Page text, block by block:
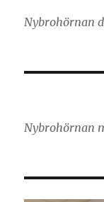
Nybrohörnan
Nybrohörnan